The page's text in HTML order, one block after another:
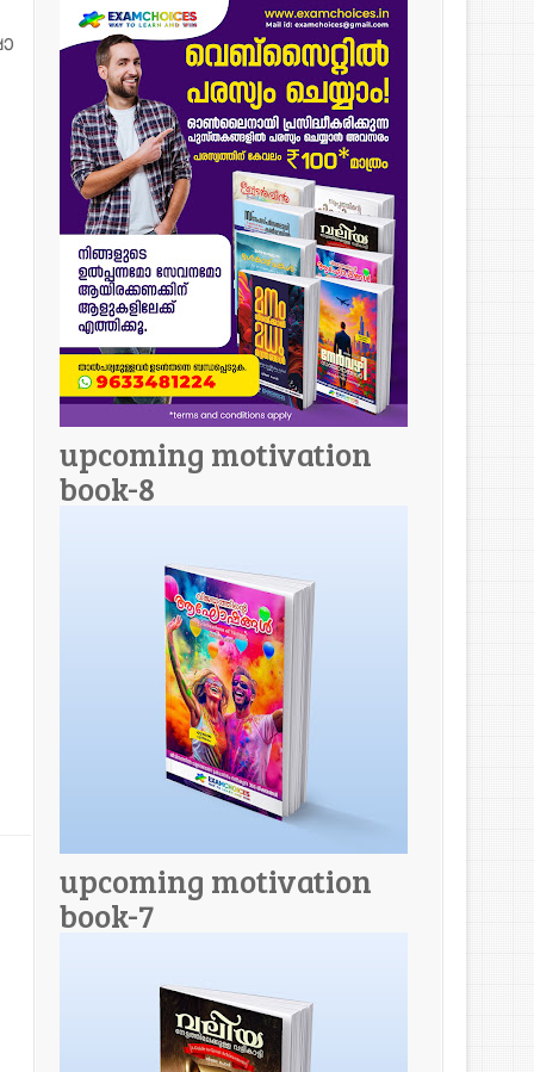
upcoming motivation
book-8
upcoming motivation
book-7